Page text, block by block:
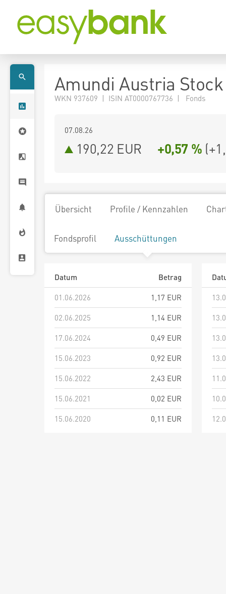
Amundi Austria
WKN 937609 | ISIN AT0000767736 | Fonds
07.08.26
190,22 EUR +0,57 % (
Übersicht Profile / Kennzahlen
Fondsprofil Ausschüttungen
Datum
Betrag
01.06.2026
1,17 EUR
02.06.2025
1,14 EUR
17.06.2024
0,49 EUR
15.06.2023
0,92 EUR
15.06.2022
2,43 EUR
15.06.2021
0,02 EUR
15.06.2020
0,11 EUR